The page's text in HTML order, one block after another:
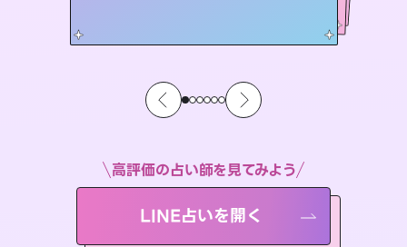
高評価の占い師を見てみよう
LINE占いを開く